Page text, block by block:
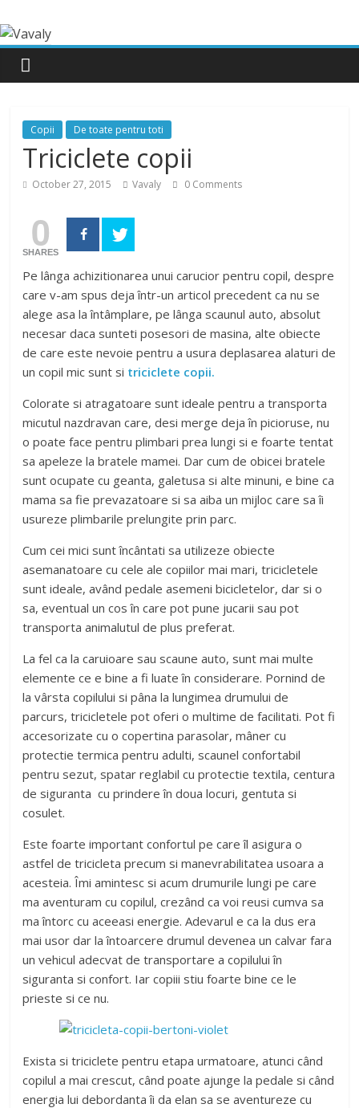
Copii De toate pentru toti
Triciclete copii
October 27, 2015 Vavaly 0 Comments
0
SHARES
Pe lânga achizitionarea unui carucior pentru copil, despre
care v-am spus deja într-un articol precedent ca nu se
alege asa la întâmplare, pe lânga scaunul auto, absolut
necesar daca sunteti posesori de masina, alte obiecte
de care este nevoie pentru a usura deplasarea alaturi de
un copil mic sunt si triciclete copii.
Colorate si atragatoare sunt ideale pentru a transporta
micutul nazdravan care, desi merge deja în picioruse, nu
o poate face pentru plimbari prea lungi si e foarte tentat
sa apeleze la bratele mamei. Dar cum de obicei bratele
sunt ocupate cu geanta, galetusa si alte minuni, e bine ca
mama sa fie prevazatoare si sa aiba un mijloc care sa îi
usureze plimbarile prelungite prin parc.
Cum cei mici sunt încântati sa utilizeze obiecte
asemanatoare cu cele ale copiilor mai mari, tricicletele
sunt ideale, având pedale asemeni bicicletelor, dar si o
sa, eventual un cos în care pot pune jucarii sau pot
transporta animalutul de plus preferat.
La fel ca la caruioare sau scaune auto, sunt mai multe
elemente ce e bine a fi luate în considerare. Pornind de
la vârsta copilului si pâna la lungimea drumului de
parcurs, tricicletele pot oferi o multime de facilitati. Pot fi
accesorizate cu o copertina parasolar, mâner cu
protectie termica pentru adulti, scaunel confortabil
pentru sezut, spatar reglabil cu protectie textila, centura
de siguranta cu prindere în doua locuri, gentuta si
cosulet.
Este foarte important confortul pe care îl asigura o
astfel de tricicleta precum si manevrabilitatea usoara a
acesteia. Îmi amintesc si acum drumurile lungi pe care
ma aventuram cu copilul, crezând ca voi reusi cumva sa
ma întorc cu aceeasi energie. Adevarul e ca la dus era
mai usor dar la întoarcere drumul devenea un calvar fara
un vehicul adecvat de transportare a copilului în
siguranta si confort. Iar copiii stiu foarte bine ce le
prieste si ce nu.
Exista si triciclete pentru etapa urmatoare, atunci când
copilul a mai crescut, când poate ajunge la pedale si când
energia lui debordanta îi da elan sa se aventureze cu